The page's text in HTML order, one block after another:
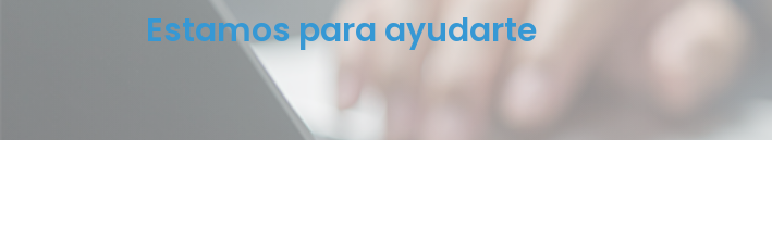
Estamos para ayudarte